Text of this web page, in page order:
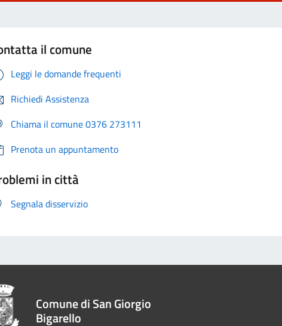
il comune
Leggi le domande frequenti
Richiedi Assistenza
Chiama il comune 0376 273111
Prenota un appuntamento
in città
Segnala disservizio
Comune di San Giorgio
Bigarello